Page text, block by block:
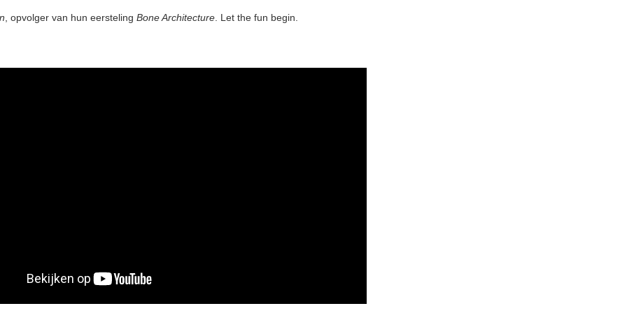
, opvolger van hun eersteling Bone Architecture. Let the fun begin.